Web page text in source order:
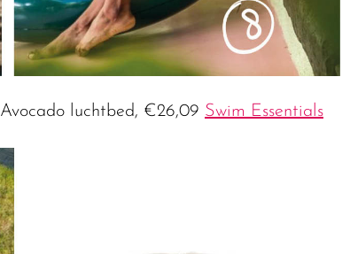
Avocado luchtbed, €26,09 Swim Essentials